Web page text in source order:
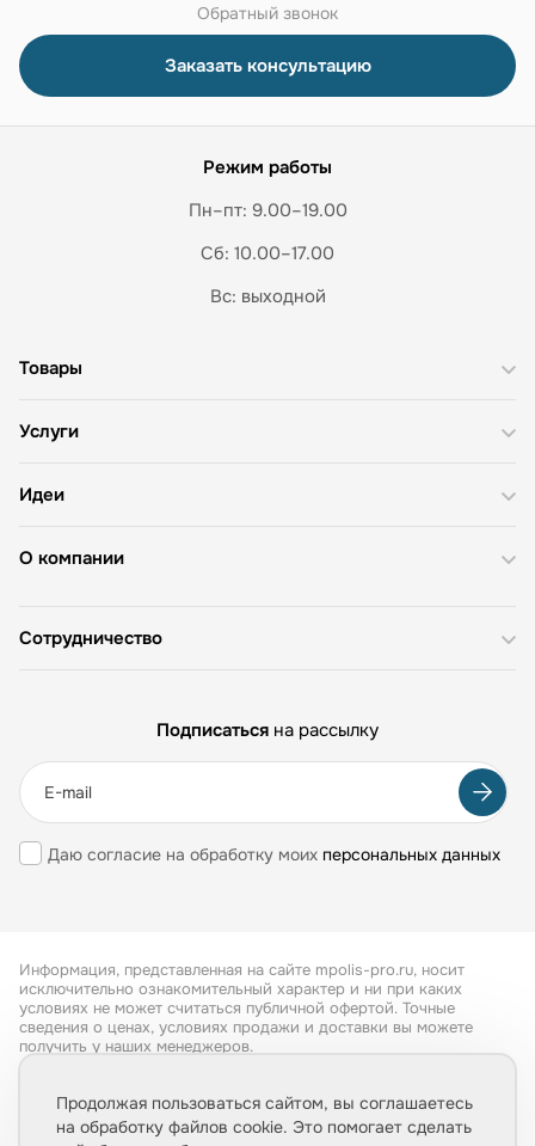
Обратный звонок
Заказать консультацию
Режим работы
Пн–пт: 9.00–19.00
Сб: 10.00–17.00
Вс: выходной
О компании
Товары
Услуги
Идеи
Сотрудничество
Подписаться на рассылку
Даю согласие на обработку моих персональных данных
Информация, представленная на сайте mpolis-pro.ru, носит
исключительно ознакомительный характер и ни при каких
условиях не может считаться публичной офертой. Точные
сведения о ценах, условиях продажи и доставки вы можете
получить у наших менеджеров.
Обработка персональных данных
Продолжая пользоваться сайтом, вы соглашаетесь
на обработку файлов cookie. Это помогает сделать